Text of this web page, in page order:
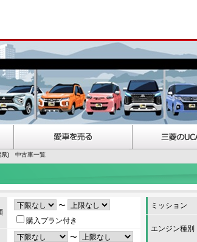
県) 中古車一覧
〜
購入プラン付き
〜
ミッション
エンジン種別